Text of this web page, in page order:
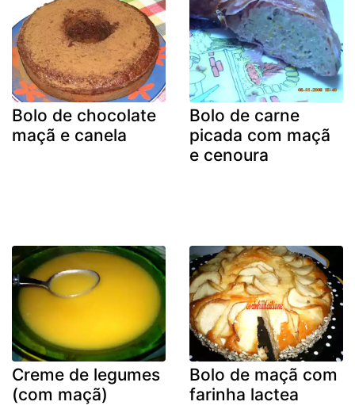
Bolo de chocolate
maçã e canela
Bolo de carne
picada com maçã
e cenoura
Creme de legumes
(com maçã)
Bolo de maçã com
farinha lactea